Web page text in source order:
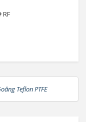
RF
Teflon PTFE